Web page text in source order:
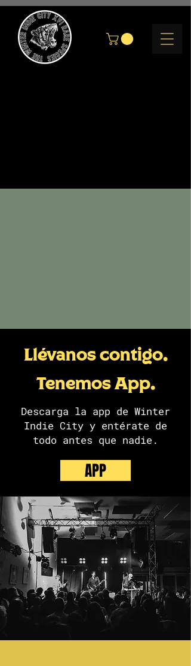
Llévanos contigo.
Tenemos App.
Descarga la app de Winter
Indie City y entérate de
todo antes que nadie.
APP